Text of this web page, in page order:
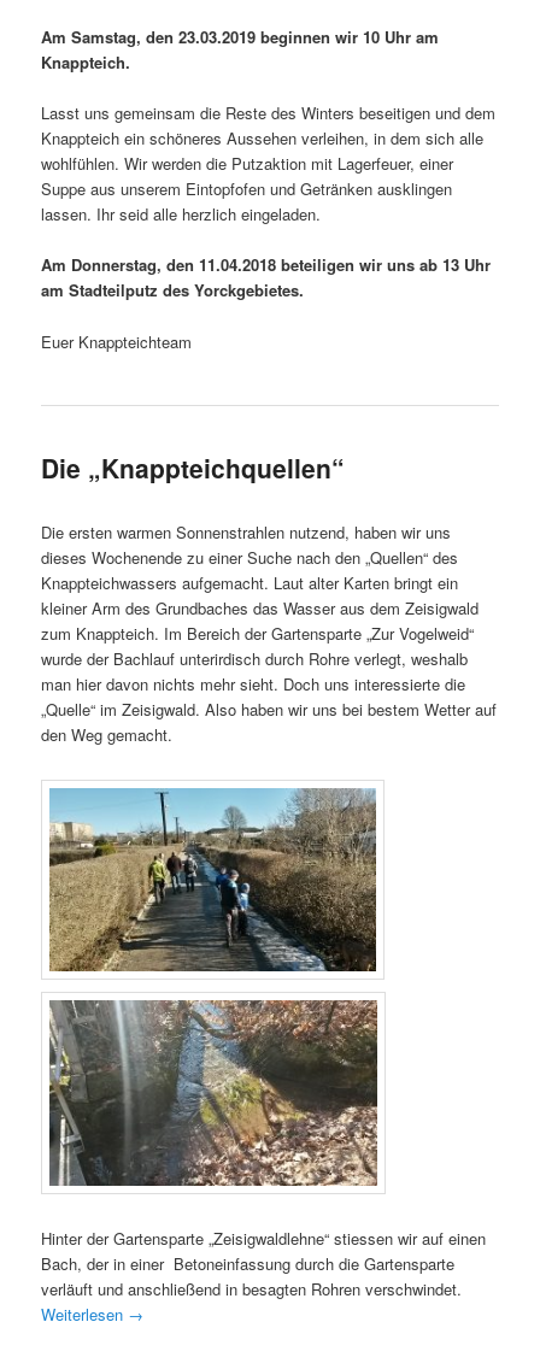
Am Samstag, den 23.03.2019 beginnen wir 10 Uhr am
Knappteich.
Lasst uns gemeinsam die Reste des Winters beseitigen und dem
Knappteich ein schöneres Aussehen verleihen, in dem sich alle
wohlfühlen. Wir werden die Putzaktion mit Lagerfeuer, einer
Suppe aus unserem Eintopfofen und Getränken ausklingen
lassen. Ihr seid alle herzlich eingeladen.
Am Donnerstag, den 11.04.2018 beteiligen wir uns ab 13 Uhr
am Stadteilputz des Yorckgebietes.
Euer Knappteichteam
Die „Knappteichquellen“
Die ersten warmen Sonnenstrahlen nutzend, haben wir uns
dieses Wochenende zu einer Suche nach den „Quellen“ des
Knappteichwassers aufgemacht. Laut alter Karten bringt ein
kleiner Arm des Grundbaches das Wasser aus dem Zeisigwald
zum Knappteich. Im Bereich der Gartensparte „Zur Vogelweid“
wurde der Bachlauf unterirdisch durch Rohre verlegt, weshalb
man hier davon nichts mehr sieht. Doch uns interessierte die
„Quelle“ im Zeisigwald. Also haben wir uns bei bestem Wetter auf
den Weg gemacht.
Hinter der Gartensparte „Zeisigwaldlehne“ stiessen wir auf einen
Bach, der in einer Betoneinfassung durch die Gartensparte
verläuft und anschließend in besagten Rohren verschwindet.
Weiterlesen →